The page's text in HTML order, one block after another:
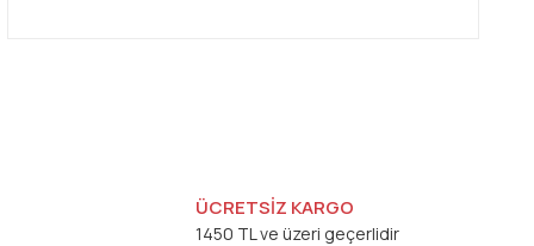
ÜCRETSİZ KARGO
1450 TL ve üzeri geçerlidir